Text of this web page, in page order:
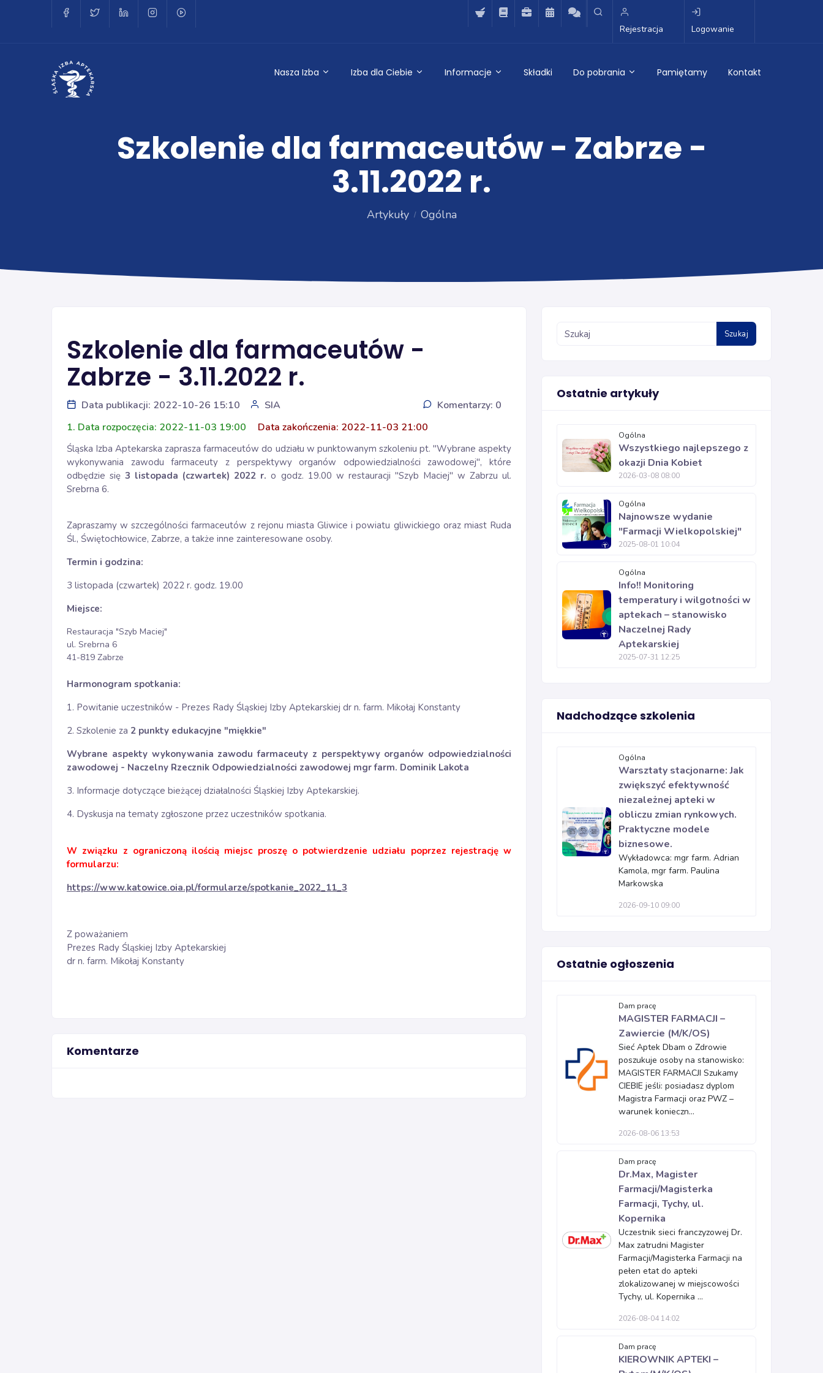
Rejestracja Logowanie
Nasza Izba Izba dla Ciebie Informacje Składki Do pobrania Pamiętamy Kontakt
Szkolenie dla farmaceutów - Zabrze -
3.11.2022 r.
Artykuły Ogólna
Szkolenie dla farmaceutów -
Zabrze - 3.11.2022 r.
Data publikacji: 2022-10-26 15:10 SIA
Komentarzy: 0
1. Data rozpoczęcia: 2022-11-03 19:00
Data zakończenia: 2022-11-03 21:00
Śląska Izba Aptekarska zaprasza farmaceutów do udziału w punktowanym szkoleniu pt. "Wybrane aspekty
wykonywania zawodu farmaceuty z perspektywy organów odpowiedzialności zawodowej", które
odbędzie się3 listopada (czwartek) 2022 r. o godz. 19.00 w restauracji "Szyb Maciej" w Zabrzu ul.
Srebrna 6.
Zapraszamy w szczególności farmaceutów z rejonu miasta Gliwice i powiatu gliwickiego oraz miast Ruda
Śl., Świętochłowice, Zabrze, a także inne zainteresowane osoby.
Termin i godzina:
3 listopada (czwartek) 2022 r. godz. 19.00
Miejsce:
Restauracja "Szyb Maciej"
ul. Srebrna 6
41-819 Zabrze
Harmonogram spotkania:
1. Powitanie uczestników - Prezes Rady Śląskiej Izby Aptekarskiej dr n. farm. Mikołaj Konstanty
2. Szkolenie za 2 punkty edukacyjne "miękkie"
Wybrane aspekty wykonywania zawodu farmaceuty z perspektywy organów odpowiedzialności
zawodowej - Naczelny Rzecznik Odpowiedzialności zawodowej mgr farm. Dominik Lakota
3. Informacje dotyczące bieżącej działalności Śląskiej Izby Aptekarskiej.
4. Dyskusja na tematy zgłoszone przez uczestników spotkania.
W związku z ograniczoną ilością miejsc proszę o potwierdzenie udziału poprzez rejestrację w
formularzu:
https://www.katowice.oia.pl/formularze/spotkanie_2022_11_3
Z poważaniem
Prezes Rady Śląskiej Izby Aptekarskiej
dr n. farm. Mikołaj Konstanty
Komentarze
Szukaj
Ostatnie artykuły
Ogólna
Wszystkiego najlepszego z
okazji Dnia Kobiet
2026-03-08 08:00
Ogólna
Najnowsze wydanie
"Farmacji Wielkopolskiej"
2025-08-01 10:04
Ogólna
Info!! Monitoring
temperatury i wilgotności w
aptekach – stanowisko
Naczelnej Rady
Aptekarskiej
2025-07-31 12:25
Nadchodzące szkolenia
Ogólna
Warsztaty stacjonarne: Jak
zwiększyć efektywność
niezależnej apteki w
obliczu zmian rynkowych.
Praktyczne modele
biznesowe.
Wykładowca: mgr farm. Adrian
Kamola, mgr farm. Paulina
Markowska
2026-09-10 09:00
Ostatnie ogłoszenia
Dam pracę
MAGISTER FARMACJI –
Zawiercie (M/K/OS)
Sieć Aptek Dbam o Zdrowie
poszukuje osoby na stanowisko:
MAGISTER FARMACJI Szukamy
CIEBIE jeśli: posiadasz dyplom
Magistra Farmacji oraz PWZ –
warunek konieczn...
2026-08-06 13:53
Dam pracę
Dr.Max, Magister
Farmacji/Magisterka
Farmacji, Tychy, ul.
Kopernika
Uczestnik sieci franczyzowej Dr.
Max zatrudni Magister
Farmacji/Magisterka Farmacji na
pełen etat do apteki
zlokalizowanej w miejscowości
Tychy, ul. Kopernika ...
2026-08-04 14:02
Dam pracę
KIEROWNIK APTEKI –